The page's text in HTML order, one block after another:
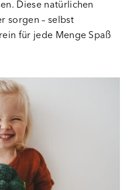
Diese natürlichen
sorgen – selbst
für jede Menge Spaß